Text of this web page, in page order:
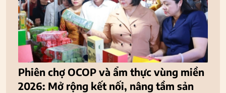
Phiên chợ OCOP và ẩm thực vùng miền
2026: Mở rộng kết nối, nâng tầm sản